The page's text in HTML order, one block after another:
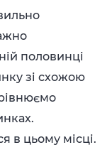
половинці
зі схожою
в цьому місці.